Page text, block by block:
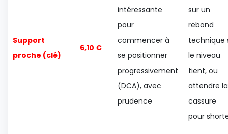
Support
proche (clé)
6,10 €
intéressante
pour
commencer à
se positionner
progressivement
(DCA), avec
prudence
sur un
rebond
technique
le niveau
tient, ou
attendre la
cassure
pour